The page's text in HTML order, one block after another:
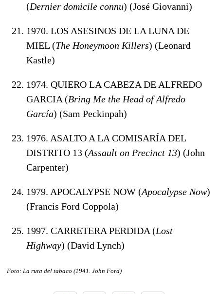
(Dernier domicile connu) (José Giovanni)
1970. LOS ASESINOS DE LA LUNA DE
MIEL (The Honeymoon Killers) (Leonard
Kastle)
1974. QUIERO LA CABEZA DE ALFREDO
GARCIA (Bring Me the Head of Alfredo
García) (Sam Peckinpah)
1976. ASALTO A LA COMISARÍA DEL
DISTRITO 13 (Assault on Precinct 13) (John
Carpenter)
1979. APOCALYPSE NOW (Apocalypse Now)
(Francis Ford Coppola)
1997. CARRETERA PERDIDA (Lost
Highway) (David Lynch)
Foto: La ruta del tabaco (1941. John Ford)